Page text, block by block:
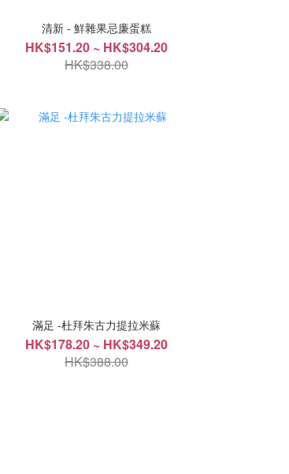
清新 - 鮮雜果忌廉蛋糕
HK$151.20 ~ HK$304.20
HK$338.00
滿足 -杜拜朱古力提拉米蘇
HK$178.20 ~ HK$349.20
HK$388.00